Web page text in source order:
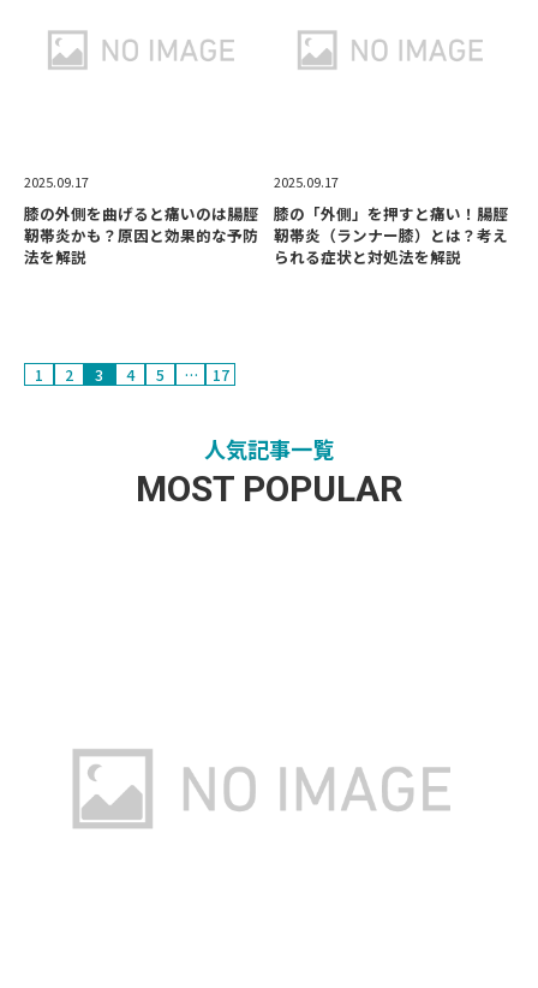
2025.09.17
膝の外側を曲げると痛いのは腸脛
靭帯炎かも？原因と効果的な予防
法を解説
2025.09.17
膝の「外側」を押すと痛い！腸脛
靭帯炎（ランナー膝）とは？考え
られる症状と対処法を解説
1 2 3 4 5 … 17
人気記事一覧
MOST POPULAR